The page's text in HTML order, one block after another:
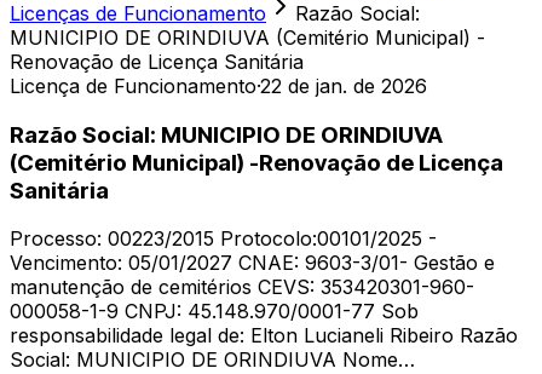
Licenças de Funcionamento
Razão Social:
MUNICIPIO DE ORINDIUVA (Cemitério Municipal) -
Renovação de Licença Sanitária
Licença de Funcionamento·22 de jan. de 2026
Razão Social: MUNICIPIO DE ORINDIUVA
(Cemitério Municipal) -Renovação de Licença
Sanitária
Processo: 00223/2015 Protocolo:00101/2025 -
Vencimento: 05/01/2027 CNAE: 9603-3/01- Gestão e
manutenção de cemitérios CEVS: 353420301-960-
000058-1-9 CNPJ: 45.148.970/0001-77 Sob
responsabilidade legal de: Elton Lucianeli Ribeiro Razão
Social: MUNICIPIO DE ORINDIUVA Nome…